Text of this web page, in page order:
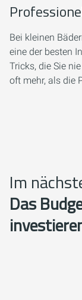
Bei kleinen
eine der besten
Tricks, die Sie
oft mehr, als die
Im
Das